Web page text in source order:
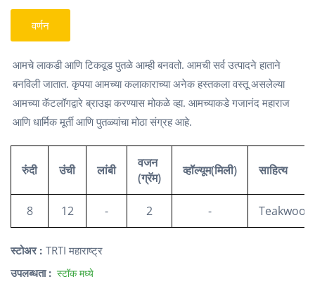
वर्णन
आमचे लाकडी आणि टिकवूड पुतळे आम्ही बनवतो. आमची सर्व उत्पादने हाताने
बनविली जातात. कृपया आमच्या कलाकाराच्या अनेक हस्तकला वस्तू असलेल्या
आमच्या कॅटलॉगद्वारे ब्राउझ करण्यास मोकळे व्हा. आमच्याकडे गजानंद महाराज
आणि धार्मिक मूर्ती आणि पुतळ्यांचा मोठा संग्रह आहे.
रुंदी उंची लांबी
वजन
(ग्रॅम)
व्हॉल्यूम(मिली) साहित्य
8 12 - 2 - Teakwood
स्टोअर : TRTI महाराष्ट्र
उपलब्धता : स्टॉक मध्ये